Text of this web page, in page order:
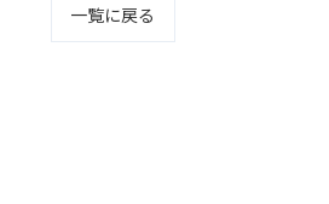
一覧に戻る